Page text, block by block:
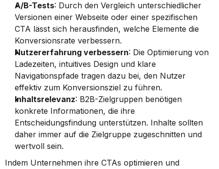
A/B-Tests: Durch den Vergleich unterschiedlicher
Versionen einer Webseite oder einer spezifischen
CTA lässt sich herausfinden, welche Elemente die
Konversionsrate verbessern.
Nutzererfahrung verbessern: Die Optimierung von
Ladezeiten, intuitives Design und klare
Navigationspfade tragen dazu bei, den Nutzer
effektiv zum Konversionsziel zu führen.
Inhaltsrelevanz: B2B-Zielgruppen benötigen
konkrete Informationen, die ihre
Entscheidungsfindung unterstützen. Inhalte sollten
daher immer auf die Zielgruppe zugeschnitten und
wertvoll sein.
Indem Unternehmen ihre CTAs optimieren und